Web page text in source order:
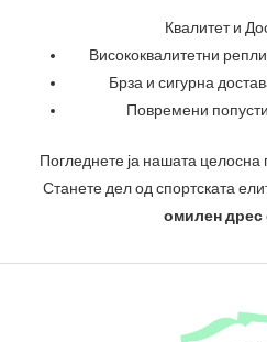
Квалитет и
Висококвалитетни
Брза и сигурна
Повремени
Погледнете ја нашата целосна
Станете дел од спортската
омилен дрес